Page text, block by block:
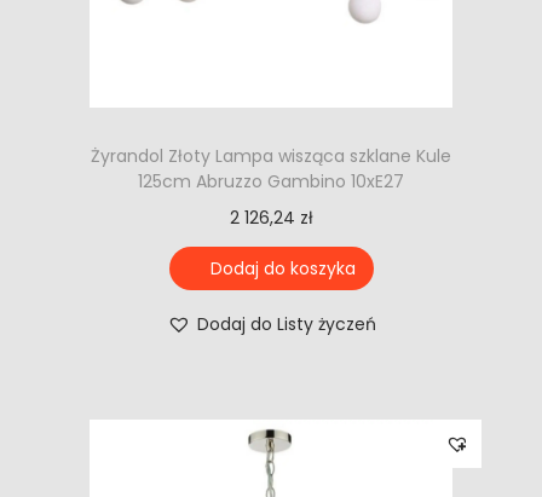
Żyrandol Złoty Lampa wisząca szklane Kule
125cm Abruzzo Gambino 10xE27
2 126,24 zł
Dodaj do koszyka
Dodaj do Listy życzeń